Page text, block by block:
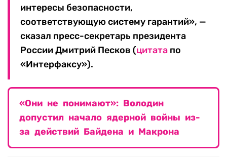
интересы безопасности,
соответствующую систему гарантий», —
сказал пресс-секретарь президента
России Дмитрий Песков (цитата по
«Интерфаксу»).
«Они не понимают»: Володин
допустил начало ядерной войны из-
за действий Байдена и Макрона